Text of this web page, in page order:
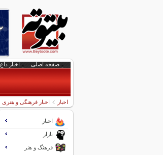
صفحه اصلی اخبار داغ
اخبار اخبار فرهنگی و هنری
اخبار
بازار
فرهنگ و هنر